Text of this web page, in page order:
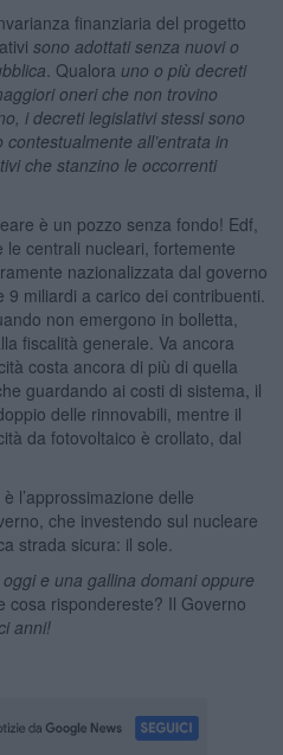
finanziaria del progetto
sono adottati senza nuovi o
. Qualora uno o più decreti
oneri che non trovino
i decreti legislativi stessi sono
all’entrata in
che stanzino le occorrenti
è un pozzo senza fondo! Edf,
centrali nucleari, fortemente
nazionalizzata dal governo
miliardi a carico dei contribuenti.
non emergono in bolletta,
fiscalità generale. Va ancora
costa ancora di più di quella
guardando ai costi di sistema, il
delle rinnovabili, mentre il
da fotovoltaico è crollato, dal
l’approssimazione delle
che investendo sul nucleare
strada sicura: il sole.
oggi e una gallina domani oppure
cosa rispondereste? Il Governo
anni!